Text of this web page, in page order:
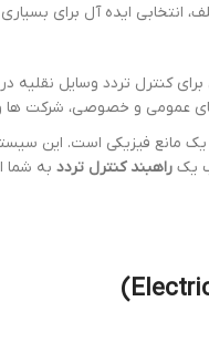
انتخابی ایده آل برای
کنترل تردد وسایل
های عمومی و خصوصی، شرکت
یک مانع فیزیکی است. این
یک راهبند کنترل تردد به شما